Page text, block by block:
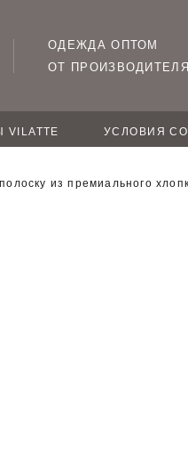
ОДЕЖДА ОПТОМ
ОТ ПРОИЗВОДИТЕЛЯ
УСЛОВИЯ
из премиального